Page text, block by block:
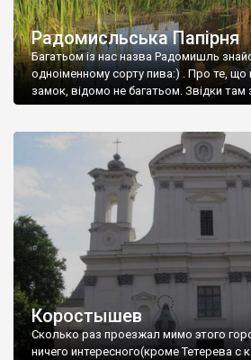
Радомисльська Папірня
Багатьом із нас назва Радомишль
одноіменному сорту пива:) . Про те, що
замок, відомо не багатьом. Звідки там
Коростышев
Сколько раз проезжал мимо этого
ничего интересного(кроме Тетерева с